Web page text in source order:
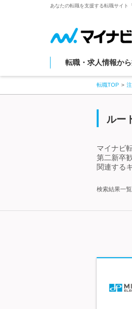
あなたの転職を支援する転職サイト
転職・求人情報か
転職TOP
ルー
マイナビ
第二新卒
関連する
検索結果一覧